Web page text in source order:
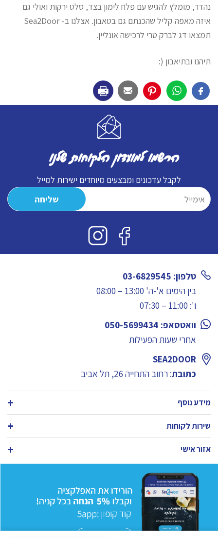
נהדר, מומלץ להגיש עם פלח לימון בצד, סלט ירקות ואולי גם
איזה מאפה קליל שהכנתם גם בטאבון. אצלנו ב- Sea2Door
תמצאו דג לברק טרי לרכישה אונליין.
תיהנו ובתיאבון (:
הרשמו למועדון הלקוחות שלנו
לקבל עדכונים ומבצעים מיוחדים ישירות למייל
טלפון: 03-6829545
בין הימים א'-ה' 13:00 – 08:00
ו': 11:00 – 07:30
וואטסאפ: 050-5699434
אחרי שעות הפעילות
SEA2DOOR
כתובת: רחוב התחייה 26, תל אביב
מידע נוסף
שירות לקוחות
אזור אישי